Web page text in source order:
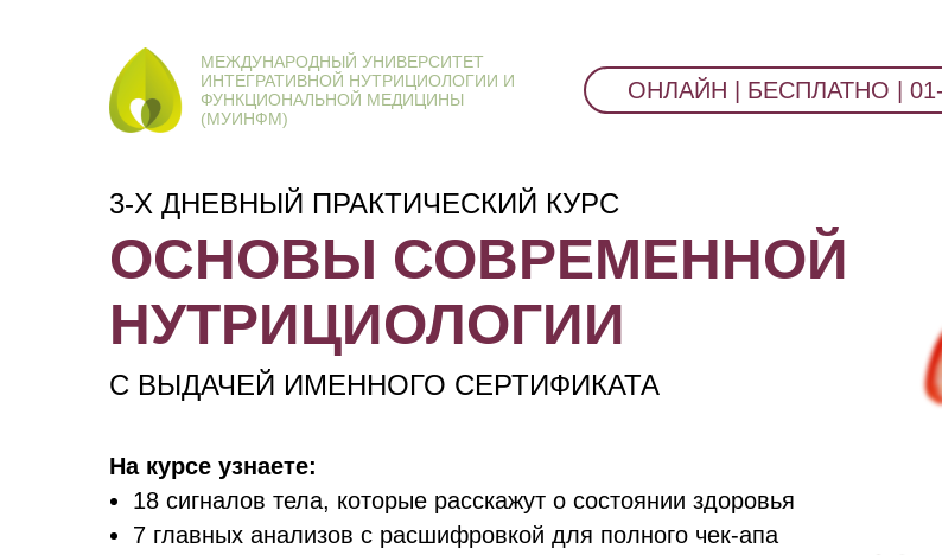
ОСНОВЫ СОВРЕМЕННОЙ
НУТРИЦИОЛОГИИ
МЕЖДУНАРОДНЫЙ УНИВЕРСИТЕТ
ИНТЕГРАТИВНОЙ НУТРИЦИОЛОГИИ И
ФУНКЦИОНАЛЬНОЙ МЕДИЦИНЫ
(МУИНФМ)
ОНЛАЙН | БЕСПЛАТНО |
3-Х ДНЕВНЫЙ ПРАКТИЧЕСКИЙ КУРС
На курсе узнаете:
18 сигналов тела, которые расскажут о состоянии здоровья
7 главных анализов с расшифровкой для полного чек-апа
C ВЫДАЧЕЙ ИМЕННОГО СЕРТИФИКАТА